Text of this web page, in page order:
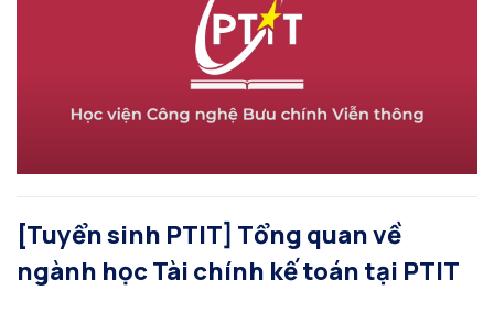
[Tuyển sinh PTIT] Tổng quan về
ngành học Tài chính kế toán tại PTIT